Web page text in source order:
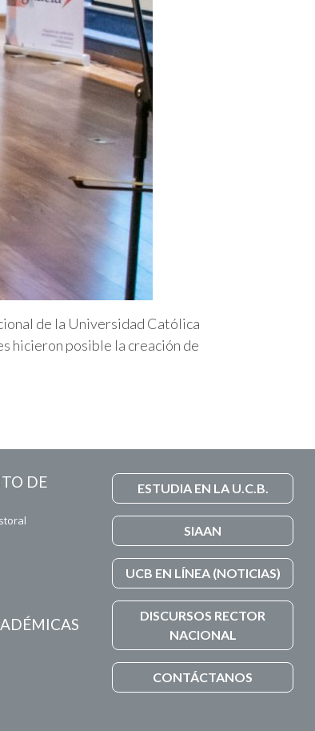
de la Universidad Católica
hicieron posible la creación de
DE
ESTUDIA EN LA U.C.B.
SIAAN
UCB EN LÍNEA (NOTICIAS)
DISCURSOS RECTOR
NACIONAL
CONTÁCTANOS